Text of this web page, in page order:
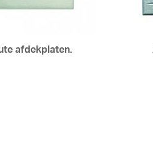
afdekplaten.